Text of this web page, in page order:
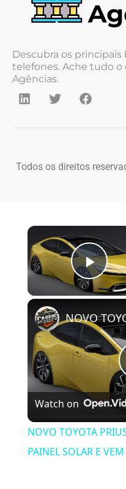
Descubra os principais
telefones. Ache tudo o
Agências.
Todos os direitos
Play
Watch on
NOVO TOYOTA
PAINEL SOLAR E